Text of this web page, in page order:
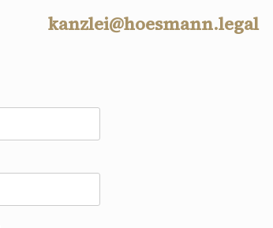
kanzlei@hoesmann.legal